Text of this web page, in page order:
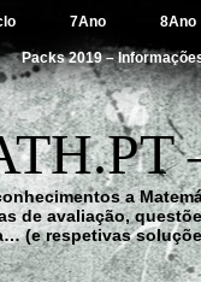
7Ano 8Ano
Packs 2019 –
a
de avaliação,
(e respetivas